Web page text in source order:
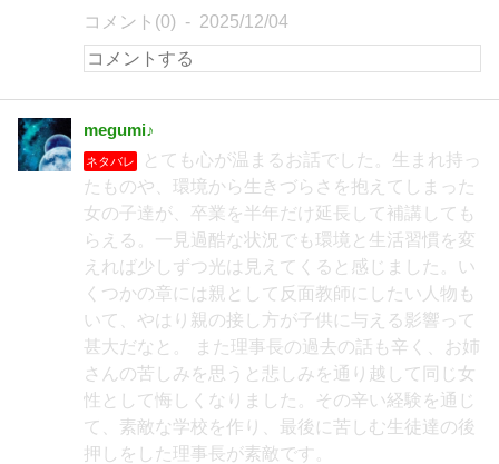
コメント(0) 2025/12/04
megumi♪
ネタバレ
とても心が温まるお話でした。生まれ持っ
たものや、環境から生きづらさを抱えてしまった
女の子達が、卒業を半年だけ延長して補講しても
らえる。一見過酷な状況でも環境と生活習慣を変
えれば少しずつ光は見えてくると感じました。い
くつかの章には親として反面教師にしたい人物も
いて、やはり親の接し方が子供に与える影響って
甚大だなと。 また理事長の過去の話も辛く、お姉
さんの苦しみを思うと悲しみを通り越して同じ女
性として悔しくなりました。その辛い経験を通じ
て、素敵な学校を作り、最後に苦しむ生徒達の後
押しをした理事長が素敵です。